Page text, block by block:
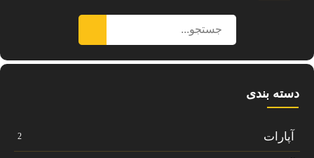
دسته بندی
آپارات 2